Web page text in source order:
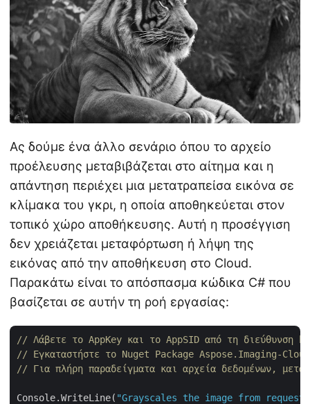
Ας δούμε ένα άλλο σενάριο όπου το αρχείο
προέλευσης μεταβιβάζεται στο αίτημα και η
απάντηση περιέχει μια μετατραπείσα εικόνα σε
κλίμακα του γκρι, η οποία αποθηκεύεται στον
τοπικό χώρο αποθήκευσης. Αυτή η προσέγγιση
δεν χρειάζεται μεταφόρτωση ή λήψη της
εικόνας από την αποθήκευση στο Cloud.
Παρακάτω είναι το απόσπασμα κώδικα C# που
βασίζεται σε αυτήν τη ροή εργασίας:
// Λάβετε το AppKey και το AppSID από τη
// Εγκαταστήστε το Nuget Package Aspose.Imaging-Cloud
// Για πλήρη παραδείγματα και αρχεία δεδομένων,
Console.WriteLine( "Grayscales the image from request